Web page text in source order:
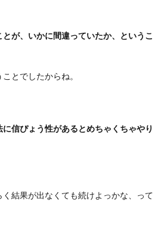
が、いかに間違っていたか、というこ
とでしたからね。
信ぴょう性があるとめちゃくちゃやり
結果が出なくても続けよっかな、って